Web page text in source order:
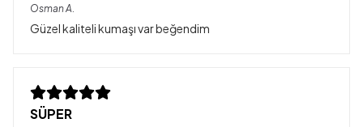
OsmanA.
Güzel kaliteli kumaşı var beğendim
SÜPER